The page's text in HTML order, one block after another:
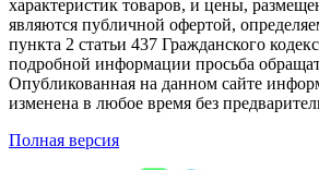
характеристик товаров, и цены,
являются публичной офертой,
пункта 2 статьи 437 Гражданского
подробной информации просьба
Опубликованная на данном сайте
изменена в любое время без
Полная версия